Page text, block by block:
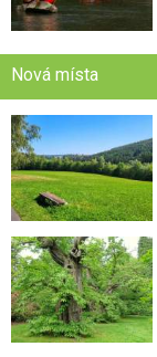
Nová místa